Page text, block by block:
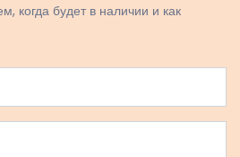
когда будет в наличии и как